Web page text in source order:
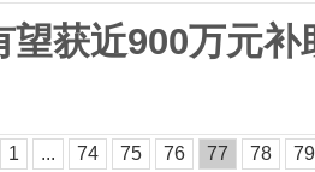
望获近900万元补
1 ... 74 75 76 77 78 79